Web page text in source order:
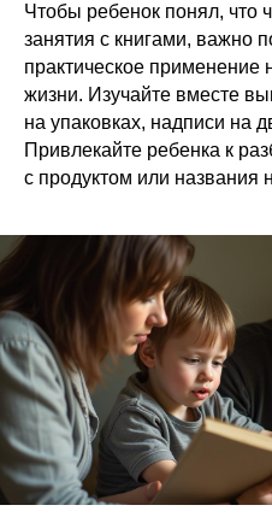
Чтобы ребенок понял, что
занятия с книгами, важно
практическое применение
жизни. Изучайте вместе
на упаковках, надписи на
Привлекайте ребенка к
с продуктом или названия